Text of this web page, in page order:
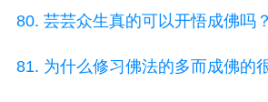
80. 芸芸众生真的可以开悟成佛吗？
81. 为什么修习佛法的多而成佛的